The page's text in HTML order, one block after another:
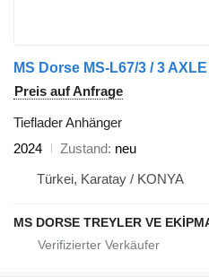
MS Dorse MS-L67/3 / 3
Preis auf Anfrage
Tieflader Anhänger
2024
Zustand neu
Türkei, Karatay / KONYA